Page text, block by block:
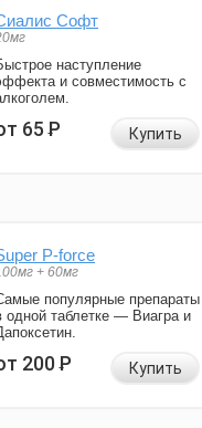
Софт
наступление
и совместимость с
65Р Купить
P-force
+ 60мг
популярные препараты
одной таблетке — Виагра и
200Р Купить